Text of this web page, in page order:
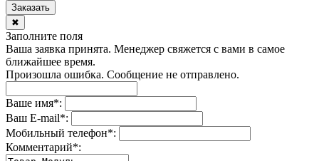
Заказать
✖
Заполните поля
Ваша заявка принята. Менеджер свяжется с вами в самое
ближайшее время.
Произошла ошибка. Сообщение не отправлено.
Ваше имя*:
Ваш E-mail*:
Мобильный телефон*:
Комментарий*: